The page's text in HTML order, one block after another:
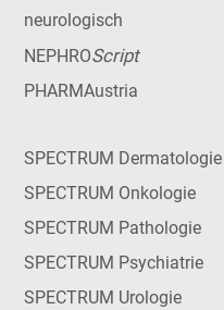
neurologisch
NEPHROScript
PHARMAustria
SPECTRUM Dermatologie
SPECTRUM Onkologie
SPECTRUM Pathologie
SPECTRUM Psychiatrie
SPECTRUM Urologie